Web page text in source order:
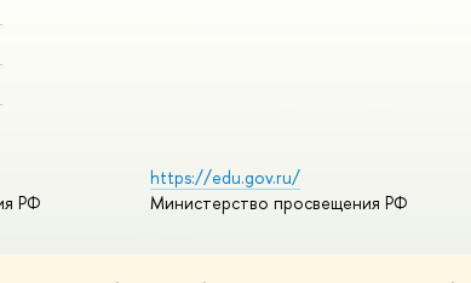
РФ
https://edu.gov.ru/
Министерство просвещения РФ